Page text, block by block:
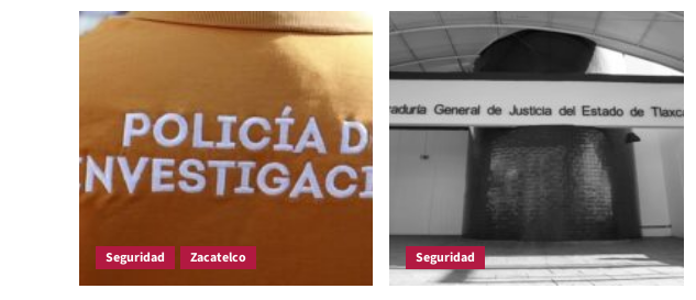
deceso
Pronto,
fue
encontrado
en
Tzompantepec
Florentino
y
María
privaron
su
libertad
víctima
cual
fue
encontrada
Seguridad Zacatelco Seguridad